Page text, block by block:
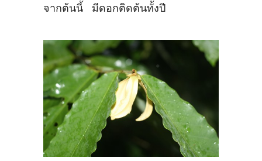
จากต้นนี้ มีดอกติดต้นทั้งปี